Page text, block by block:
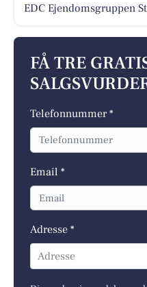
EDC Ejen­doms­grup­pen
FÅ TRE
Telefonnummer *
Email *
Adresse *
Adresse